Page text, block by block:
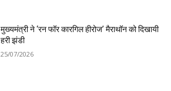
मुख्यमंत्री ने ‘रन फॉर कारगिल हीरोज’ मैराथॉन को दिखायी
हरी झंडी
25/07/2026